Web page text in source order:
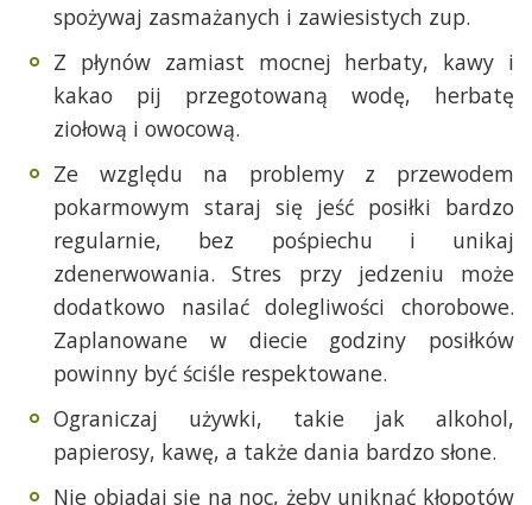
spożywaj zasmażanych i zawiesistych zup.
Z płynów zamiast mocnej herbaty, kawy i
kakao pij przegotowaną wodę, herbatę
ziołową i owocową.
Ze względu na problemy z przewodem
pokarmowym staraj się jeść posiłki bardzo
regularnie, bez pośpiechu i unikaj
zdenerwowania. Stres przy jedzeniu może
dodatkowo nasilać dolegliwości chorobowe.
Zaplanowane w diecie godziny posiłków
powinny być ściśle respektowane.
Ograniczaj używki, takie jak alkohol,
papierosy, kawę, a także dania bardzo słone.
Nie objadaj się na noc, żeby uniknąć kłopotów